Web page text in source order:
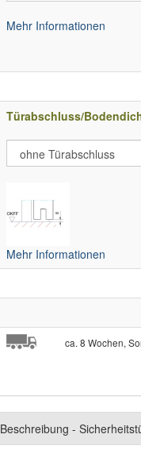
Mehr Informationen
Türabschluss/
Mehr Informationen
ca. 8 Wochen,
Beschreibung -